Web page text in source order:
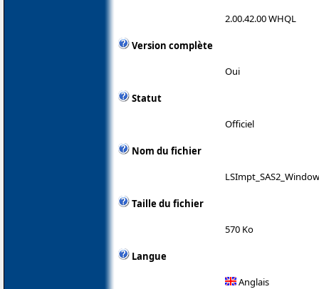
2.00.42.00 WHQL
Version complète
Oui
Statut
Officiel
Nom du fichier
Taille du fichier
570 Ko
Langue
Anglais